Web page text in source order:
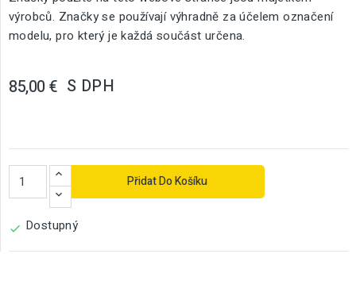
výrobců. Značky se používají výhradně za účelem označení
modelu, pro který je každá součást určena.
85,00 € S DPH
Přidat Do Košíku
 Dostupný